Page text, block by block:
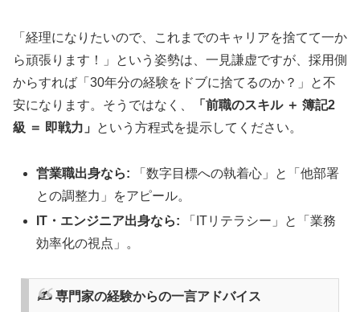
「経理になりたいので、これまでのキャリアを捨てて一か
ら頑張ります！」という姿勢は、一見謙虚ですが、採用側
からすれば「30年分の経験をドブに捨てるのか？」と不
安になります。そうではなく、
「前職のスキル ＋ 簿記2
級 ＝ 即戦力」
という方程式を提示してください。
営業職出身なら: 「数字目標への執着心」と「他部署
との調整力」をアピール。
IT・エンジニア出身なら: 「ITリテラシー」と「業務
効率化の視点」。
✍️ 専門家の経験からの一言アドバイス